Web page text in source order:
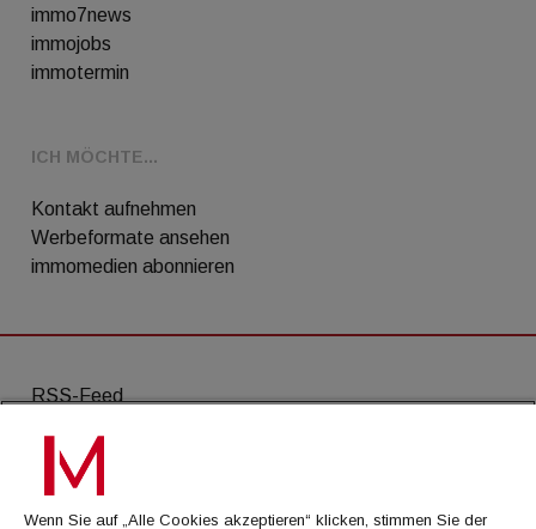
immo7news
immojobs
immotermin
ICH MÖCHTE...
Kontakt aufnehmen
Werbeformate ansehen
immomedien abonnieren
RSS-Feed
AGB
Datenschutz
Wenn Sie auf „Alle Cookies akzeptieren“ klicken, stimmen Sie der